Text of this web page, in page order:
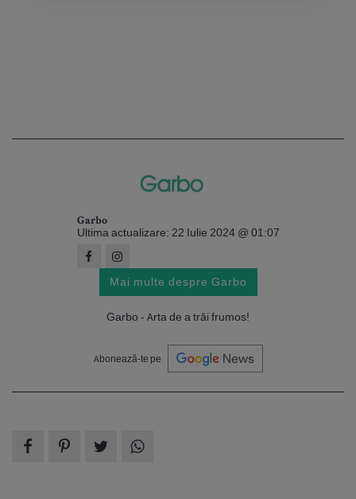
Garbo
Ultima actualizare: 22 Iulie 2024 @ 01:07
Mai multe despre Garbo
Garbo - Arta de a trăi frumos!
Abonează-te pe